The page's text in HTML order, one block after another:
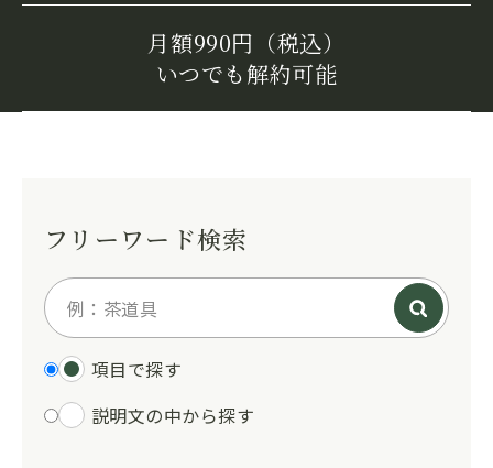
月額990円（税込）
いつでも解約可能
フリーワード検索
項目で探す
説明文の中から探す